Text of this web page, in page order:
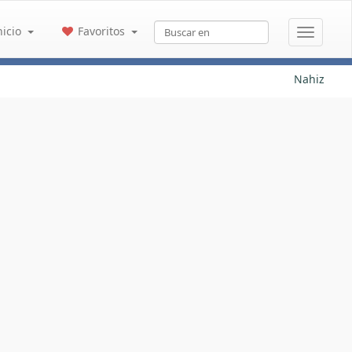
Favoritos
Nahiz